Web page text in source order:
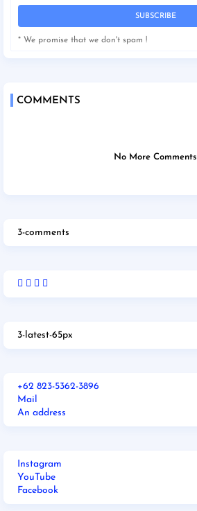
* We promise that we don't spam !
COMMENTS
No More Comments
3-comments
3-latest-65px
+62 823-5362-3896
Mail
An address
Instagram
YouTube
Facebook